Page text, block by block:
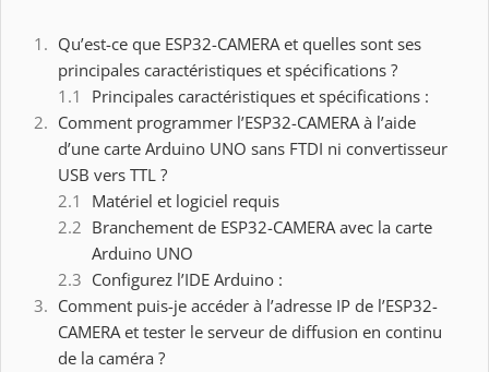
Qu’est-ce que ESP32-CAMERA et quelles sont ses
principales caractéristiques et spécifications ?
Principales caractéristiques et spécifications :
Comment programmer l’ESP32-CAMERA à l’aide
d’une carte Arduino UNO sans FTDI ni convertisseur
USB vers TTL ?
Matériel et logiciel requis
Branchement de ESP32-CAMERA avec la carte
Arduino UNO
Configurez l’IDE Arduino :
Comment puis-je accéder à l’adresse IP de l’ESP32-
CAMERA et tester le serveur de diffusion en continu
de la caméra ?